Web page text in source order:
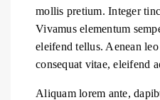
mollis pretium. Integer
Vivamus elementum
eleifend tellus. Aenean
consequat vitae, eleifend
Aliquam lorem ante,